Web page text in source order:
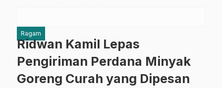
Ragam
Ridwan Kamil Lepas
Pengiriman Perdana Minyak
Goreng Curah yang Dipesan